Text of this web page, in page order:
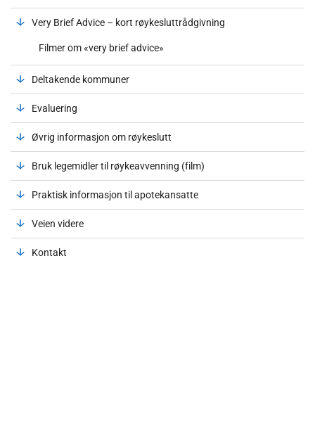
Very Brief Advice – kort røykesluttrådgivning
Filmer om «very brief advice»
Deltakende kommuner
Evaluering
Øvrig informasjon om røykeslutt
Bruk legemidler til røykeavvenning (film)
Praktisk informasjon til apotekansatte
Veien videre
Kontakt